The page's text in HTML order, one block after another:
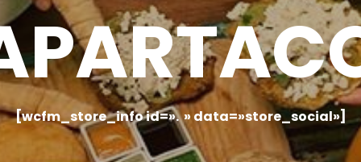
[wcfm_store_info id=». » data=»store_social»]